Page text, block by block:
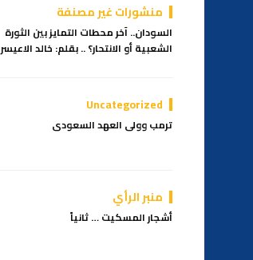
منشورات غير مصنفة
السودان.. آخر محطات التمايز بين الثورة
الشعبية أو الانتحار؟ .. بقلم: خالد الاعيسر
Uncategorized
ترمب وولى العهد السعودى
منبر الرأي
أشجار المسكيت … ثانياً